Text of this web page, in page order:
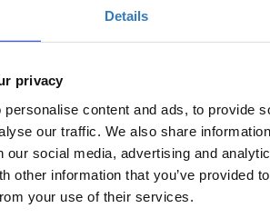
Details
privacy
content and ads, to provide
our traffic. We also share
our social media, advertising and
other information that you’ve provided
your use of their services.